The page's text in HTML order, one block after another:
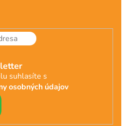
suhlasíte s
osobných údajov